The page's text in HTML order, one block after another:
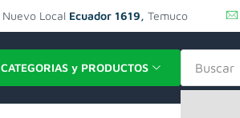
Nuevo Local Ecuador 1619, Temuco
CATEGORIAS y PRODUCTOS Buscar